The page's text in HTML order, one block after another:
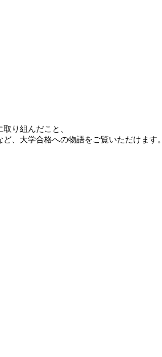
り組んだこと、
、大学合格への物語をご覧いただけます。